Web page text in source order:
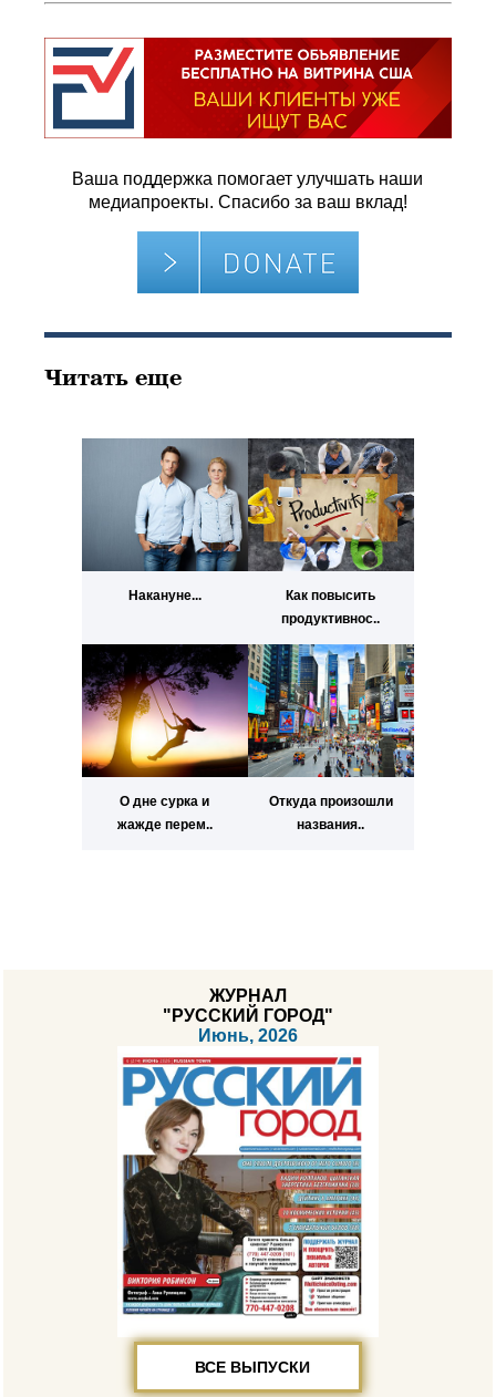
Ваша поддержка помогает улучшать наши
медиапроекты. Спасибо за ваш вклад!
Читать еще
Накануне...
Как повысить
продуктивнос..
О дне сурка и
жажде перем..
Откуда произошли
названия..
ЖУРНАЛ
"РУССКИЙ ГОРОД"
Июнь, 2026
ВСЕ ВЫПУСКИ